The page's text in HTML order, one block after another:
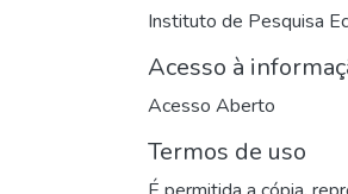
Instituto de Pesquisa
Acesso à
Acesso Aberto
Termos de uso